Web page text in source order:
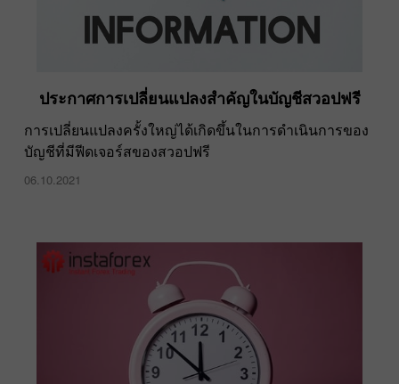
ประกาศการเปลี่ยนแปลงสำคัญในบัญชีสวอปฟรี
การเปลี่ยนแปลงครั้งใหญ่ได้เกิดขึ้นในการดำเนินการของ
บัญชีที่มีฟีดเจอร์สของสวอปฟรี
06.10.2021